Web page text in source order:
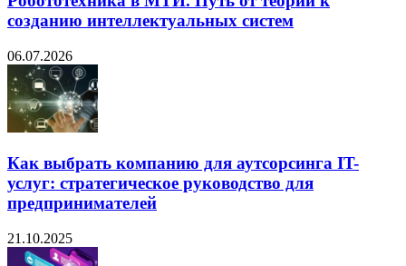
созданию интеллектуальных систем
06.07.2026
Как выбрать компанию для аутсорсинга IT-
услуг: стратегическое руководство для
предпринимателей
21.10.2025